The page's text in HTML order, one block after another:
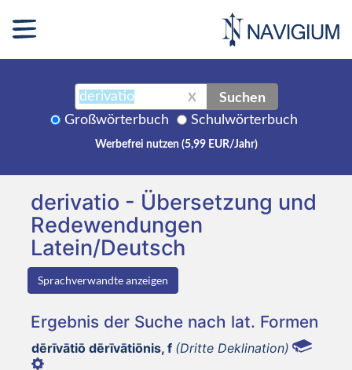
X Suchen
Großwörterbuch Schulwörterbuch
Werbefrei nutzen (5,99 EUR/Jahr)
derivatio - Übersetzung und
Redewendungen
Latein/Deutsch
Sprachverwandte anzeigen
Ergebnis der Suche nach lat. Formen
dērīvātiō dērīvātiōnis, f (Dritte Deklination)